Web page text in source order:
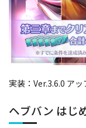
実装：Ver.3.6.0 ア
ヘブバン はじ